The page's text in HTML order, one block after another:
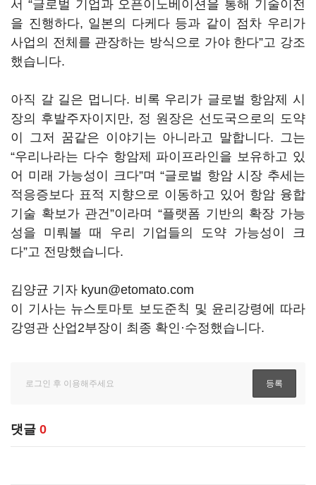
서 “글로벌 기업과 오픈이노베이션을 통해 기술이전
을 진행하다, 일본의 다케다 등과 같이 점차 우리가
사업의 전체를 관장하는 방식으로 가야 한다”고 강조
했습니다.
아직 갈 길은 멉니다. 비록 우리가 글로벌 항암제 시
장의 후발주자이지만, 정 원장은 선도국으로의 도약
이 그저 꿈같은 이야기는 아니라고 말합니다. 그는
“우리나라는 다수 항암제 파이프라인을 보유하고 있
어 미래 가능성이 크다”며 “글로벌 항암 시장 추세는
적응증보다 표적 지향으로 이동하고 있어 항암 융합
기술 확보가 관건”이라며 “플랫폼 기반의 확장 가능
성을 미뤄볼 때 우리 기업들의 도약 가능성이 크
다”고 전망했습니다.
김양균 기자 kyun@etomato.com
이 기사는 뉴스토마토 보도준칙 및 윤리강령에 따라
강영관 산업2부장이 최종 확인·수정했습니다.
댓글 0